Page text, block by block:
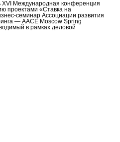
XVI Международная конференция
проектами «Ставка на
семинар Ассоциации развития
— AACE Moscow Spring
в рамках деловой